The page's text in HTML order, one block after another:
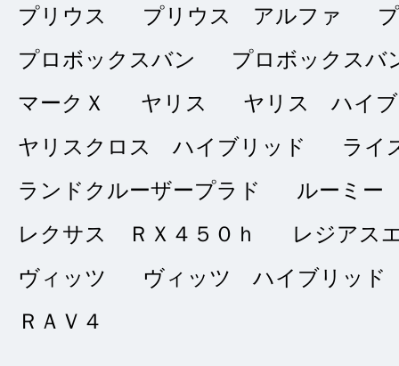
★★★★★
5点
総合評価
2024/03/09
ｅｔｅｃｏ
販売店の評価
接客：
｜ 雰囲
プリウス プリウス アルファ
プロボックスバン
プロボックス
マークＸ
ヤリス
ヤリス ハイ
ヤリスクロス ハイブリッド
ライ
ランドクルーザープラド
ルーミー
レクサス ＲＸ４５０ｈ
レジアス
ヴィッツ
ヴィッツ ハイブリッド
ＲＡＶ４